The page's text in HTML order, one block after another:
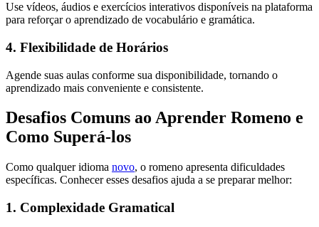
Use vídeos, áudios e exercícios interativos disponíveis na plataforma
para reforçar o aprendizado de vocabulário e gramática.
4. Flexibilidade de Horários
Agende suas aulas conforme sua disponibilidade, tornando o
aprendizado mais conveniente e consistente.
Desafios Comuns ao Aprender Romeno e
Como Superá-los
Como qualquer idioma novo, o romeno apresenta dificuldades
específicas. Conhecer esses desafios ajuda a se preparar melhor:
1. Complexidade Gramatical